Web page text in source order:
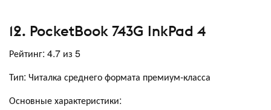
12. PocketBook 743G InkPad 4
Рейтинг: 4.7 из 5
Тип: Читалка среднего формата премиум-класса
Основные характеристики: